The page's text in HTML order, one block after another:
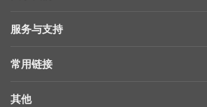
公司简介
可持续发展
服务与支持
故障自查
常用链接
海康云商
其他